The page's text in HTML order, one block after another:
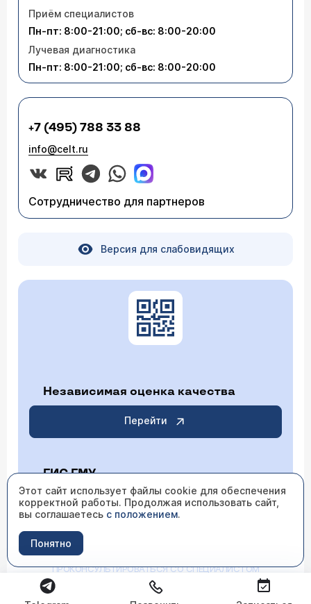
Приём специалистов
Пн-пт: 8:00-21:00; сб-вс: 8:00-20:00
Лучевая диагностика
Пн-пт: 8:00-21:00; сб-вс: 8:00-20:00
+7 (495) 788 33 88
info@celt.ru
Сотрудничество для партнеров
Версия для слабовидящих
Независимая оценка качества
Перейти
ГИС ГМУ
Перейти
ИМЕЮТСЯ ПРОТИВОПОКАЗАНИЯ НЕОБХОДИМО
ПРОКОНСУЛЬТИРОВАТЬСЯ СО СПЕЦИАЛИСТОМ
Этот сайт использует файлы cookie для обеспечения
корректной работы. Продолжая использовать сайт,
вы соглашаетесь с положением.
Понятно